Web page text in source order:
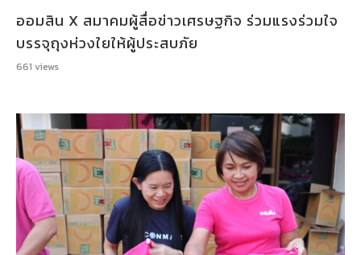
ออมสิน X สมาคมผู้สื่อข่าวเศรษฐกิจ ร่วมแรงร่วมใจ
บรรจุถุงห่วงใยให้ผู้ประสบภัย
661 views